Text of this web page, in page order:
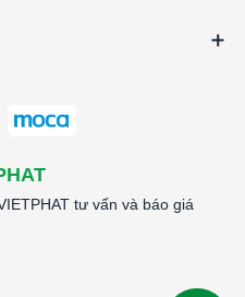
tư vấn và báo giá